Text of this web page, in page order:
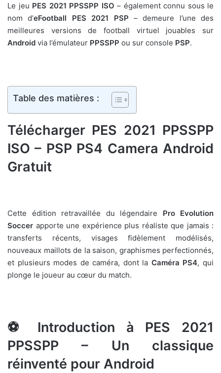
Le jeu PES 2021 PPSSPP ISO – également connu sous le
nom d’eFootball PES 2021 PSP – demeure l’une des
meilleures versions de football virtuel jouables sur
Android via l’émulateur PPSSPP ou sur console PSP.
Table des matières :
Télécharger PES 2021 PPSSPP
ISO – PSP PS4 Camera Android
Gratuit
Cette édition retravaillée du légendaire Pro Evolution
Soccer apporte une expérience plus réaliste que jamais :
transferts récents, visages fidèlement modélisés,
nouveaux maillots de la saison, graphismes perfectionnés,
et plusieurs modes de caméra, dont la Caméra PS4, qui
plonge le joueur au cœur du match.
⚽ Introduction à PES 2021
PPSSPP – Un classique
réinventé pour Android